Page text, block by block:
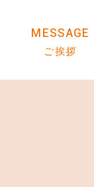
MESSAGE
ご挨拶